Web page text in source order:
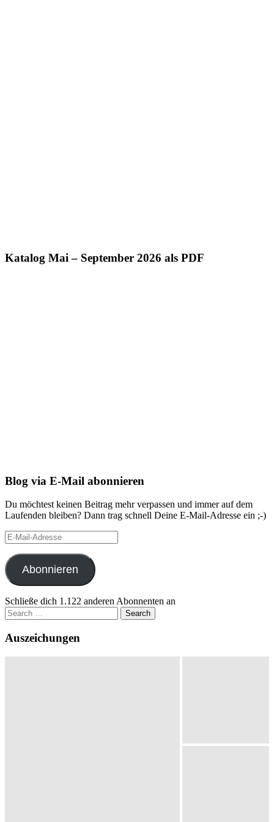
Katalog Mai – September 2026 als PDF
Blog via E-Mail abonnieren
Du möchtest keinen Beitrag mehr verpassen und immer auf dem
Laufenden bleiben? Dann trag schnell Deine E-Mail-Adresse ein ;-)
E-
Mail-
Adresse
Abonnieren
Schließe dich 1.122 anderen Abonnenten an
Search
for:
Auszeichungen